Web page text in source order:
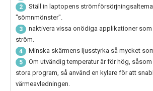
2
Ställ in laptopens
"sömnmönster".
3
naktivera vissa onödiga applikationer
ström.
4 Minska skärmens ljusstyrka så mycket
5
Om utvändig temperatur är för hög,
stora program, så använd en kylare för att
värmeavledningen.